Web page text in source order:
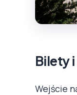
Bilety
Wejście